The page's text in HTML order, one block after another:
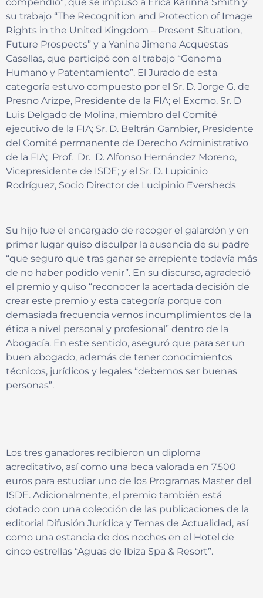
su trabajo “The Recognition and Protection of Image
Rights in the United Kingdom – Present Situation,
Future Prospects” y a Yanina Jimena Acquestas
Casellas, que participó con el trabajo “Genoma
Humano y Patentamiento”. El Jurado de esta
categoría estuvo compuesto por el Sr. D. Jorge G. de
Presno Arizpe, Presidente de la FIA; el Excmo. Sr. D
Luis Delgado de Molina, miembro del Comité
ejecutivo de la FIA; Sr. D. Beltrán Gambier, Presidente
del Comité permanente de Derecho Administrativo
de la FIA; Prof. Dr. D. Alfonso Hernández Moreno,
Vicepresidente de ISDE; y el Sr. D. Lupicinio
Rodríguez, Socio Director de Lucipinio Eversheds
Su hijo fue el encargado de recoger el galardón y en
primer lugar quiso disculpar la ausencia de su padre
“que seguro que tras ganar se arrepiente todavía más
de no haber podido venir”. En su discurso, agradeció
el premio y quiso “reconocer la acertada decisión de
crear este premio y esta categoría porque con
demasiada frecuencia vemos incumplimientos de la
ética a nivel personal y profesional” dentro de la
Abogacía. En este sentido, aseguró que para ser un
buen abogado, además de tener conocimientos
técnicos, jurídicos y legales “debemos ser buenas
personas”.
Los tres ganadores recibieron un diploma
acreditativo, así como una beca valorada en 7.500
euros para estudiar uno de los Programas Master del
ISDE. Adicionalmente, el premio también está
dotado con una colección de las publicaciones de la
editorial Difusión Jurídica y Temas de Actualidad, así
como una estancia de dos noches en el Hotel de
cinco estrellas “Aguas de Ibiza Spa & Resort”.